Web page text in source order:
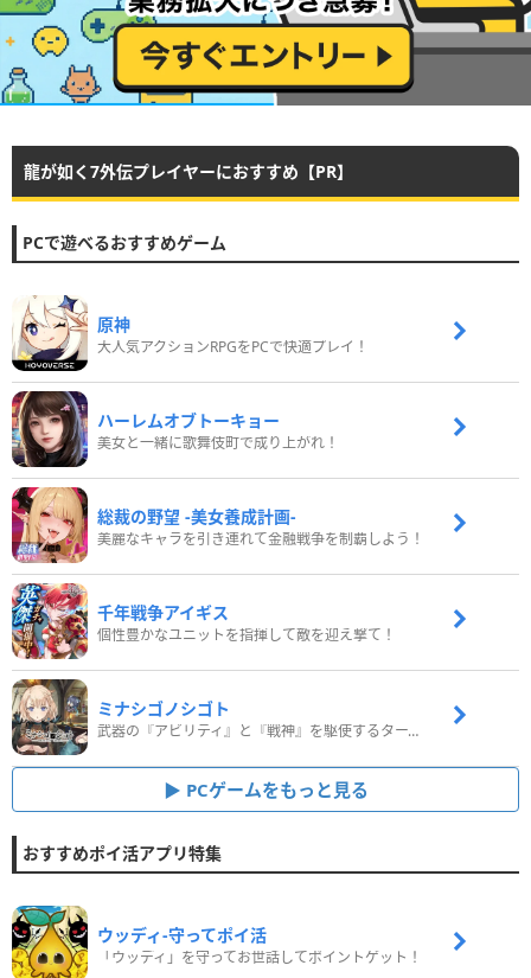
龍が如く7外伝プレイヤーにおすすめ【PR】
PCで遊べるおすすめゲーム
原神
大人気アクションRPGをPCで快適プレイ！
ハーレムオブトーキョー
美女と一緒に歌舞伎町で成り上がれ！
総裁の野望 -美女養成計画-
美麗なキャラを引き連れて金融戦争を制覇しよう！
千年戦争アイギス
個性豊かなユニットを指揮して敵を迎え撃て！
ミナシゴノシゴト
武器の『アビリティ』と『戦神』を駆使するターン制コマンドバトルRPG！
PCゲームをもっと見る
おすすめポイ活アプリ特集
ウッディ‐守ってポイ活
「ウッディ」を守ってお世話してポイントゲット！